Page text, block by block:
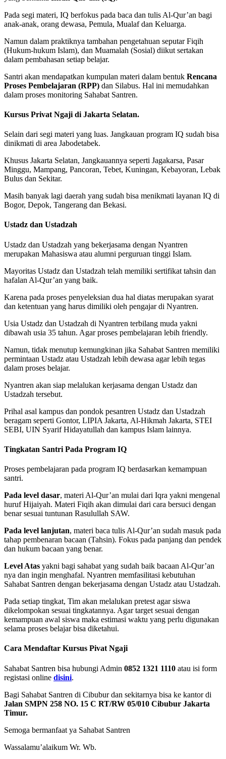
Pada segi materi, IQ berfokus pada baca dan tulis Al-Qur’an bagi
anak-anak, orang dewasa, Pemula, Mualaf dan Keluarga.
Namun dalam praktiknya tambahan pengetahuan seputar Fiqih
(Hukum-hukum Islam), dan Muamalah (Sosial) diikut sertakan
dalam pembahasan setiap belajar.
Santri akan mendapatkan kumpulan materi dalam bentuk Rencana
Proses Pembelajaran (RPP) dan Silabus. Hal ini memudahkan
dalam proses monitoring Sahabat Santren.
Kursus Privat Ngaji di Jakarta Selatan.
Selain dari segi materi yang luas. Jangkauan program IQ sudah bisa
dinikmati di area Jabodetabek.
Khusus Jakarta Selatan, Jangkauannya seperti Jagakarsa, Pasar
Minggu, Mampang, Pancoran, Tebet, Kuningan, Kebayoran, Lebak
Bulus dan Sekitar.
Masih banyak lagi daerah yang sudah bisa menikmati layanan IQ di
Bogor, Depok, Tangerang dan Bekasi.
Ustadz dan Ustadzah
Ustadz dan Ustadzah yang bekerjasama dengan Nyantren
merupakan Mahasiswa atau alumni perguruan tinggi Islam.
Mayoritas Ustadz dan Ustadzah telah memiliki sertifikat tahsin dan
hafalan Al-Qur’an yang baik.
Karena pada proses penyeleksian dua hal diatas merupakan syarat
dan ketentuan yang harus dimiliki oleh pengajar di Nyantren.
Usia Ustadz dan Ustadzah di Nyantren terbilang muda yakni
dibawah usia 35 tahun. Agar proses pembelajaran lebih friendly.
Namun, tidak menutup kemungkinan jika Sahabat Santren memiliki
permintaan Ustadz atau Ustadzah lebih dewasa agar lebih tegas
dalam proses belajar.
Nyantren akan siap melalukan kerjasama dengan Ustadz dan
Ustadzah tersebut.
Prihal asal kampus dan pondok pesantren Ustadz dan Ustadzah
beragam seperti Gontor, LIPIA Jakarta, Al-Hikmah Jakarta, STEI
SEBI, UIN Syarif Hidayatullah dan kampus Islam lainnya.
Tingkatan Santri Pada Program IQ
Proses pembelajaran pada program IQ berdasarkan kemampuan
santri.
Pada level dasar, materi Al-Qur’an mulai dari Iqra yakni mengenal
huruf Hijaiyah. Materi Fiqih akan dimulai dari cara bersuci dengan
benar sesuai tuntunan Rasulullah SAW.
Pada level lanjutan, materi baca tulis Al-Qur’an sudah masuk pada
tahap pembenaran bacaan (Tahsin). Fokus pada panjang dan pendek
dan hukum bacaan yang benar.
Level Atas yakni bagi sahabat yang sudah baik bacaan Al-Qur’an
nya dan ingin menghafal. Nyantren memfasilitasi kebutuhan
Sahabat Santren dengan bekerjasama dengan Ustadz atau Ustadzah.
Pada setiap tingkat, Tim akan melalukan pretest agar siswa
dikelompokan sesuai tingkatannya. Agar target sesuai dengan
kemampuan awal siswa maka estimasi waktu yang perlu digunakan
selama proses belajar bisa diketahui.
Cara Mendaftar Kursus Pivat Ngaji
Sahabat Santren bisa hubungi Admin 0852 1321 1110 atau isi form
registasi online disini.
Bagi Sahabat Santren di Cibubur dan sekitarnya bisa ke kantor di
Jalan SMPN 258 NO. 15 C RT/RW 05/010 Cibubur Jakarta
Timur.
Semoga bermanfaat ya Sahabat Santren
Wassalamu’alaikum Wr. Wb.